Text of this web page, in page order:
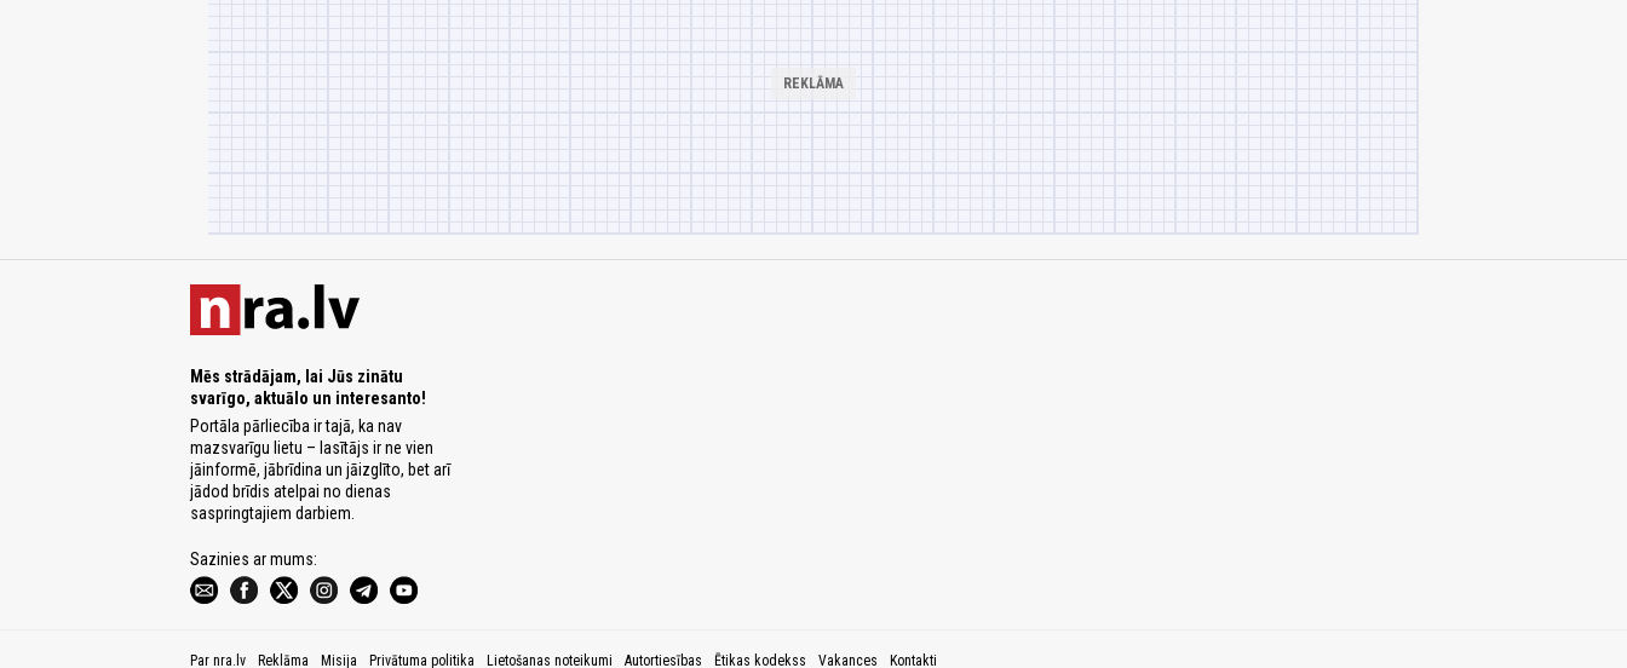
Mēs strādājam, lai Jūs zinātu
svarīgo, aktuālo un interesanto!
Portāla pārliecība ir tajā, ka nav
mazsvarīgu lietu – lasītājs ir ne vien
jāinformē, jābrīdina un jāizglīto, bet arī
jādod brīdis atelpai no dienas
saspringtajiem darbiem.
Sazinies ar mums:
Par nra.lv Reklāma Misija Privātuma politika Lietošanas noteikumi Autortiesības Ētikas kodekss Vakances Kontakti